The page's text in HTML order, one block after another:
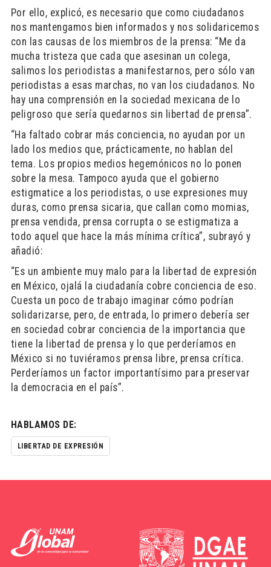
Por ello, explicó, es necesario que como ciudadanos
nos mantengamos bien informados y nos solidaricemos
con las causas de los miembros de la prensa: “Me da
mucha tristeza que cada que asesinan un colega,
salimos los periodistas a manifestarnos, pero sólo van
periodistas a esas marchas, no van los ciudadanos. No
hay una comprensión en la sociedad mexicana de lo
peligroso que sería quedarnos sin libertad de prensa”.
“Ha faltado cobrar más conciencia, no ayudan por un
lado los medios que, prácticamente, no hablan del
tema. Los propios medios hegemónicos no lo ponen
sobre la mesa. Tampoco ayuda que el gobierno
estigmatice a los periodistas, o use expresiones muy
duras, como prensa sicaria, que callan como momias,
prensa vendida, prensa corrupta o se estigmatiza a
todo aquel que hace la más mínima crítica”, subrayó y
añadió:
“Es un ambiente muy malo para la libertad de expresión
en México, ojalá la ciudadanía cobre conciencia de eso.
Cuesta un poco de trabajo imaginar cómo podrían
solidarizarse, pero, de entrada, lo primero debería ser
en sociedad cobrar conciencia de la importancia que
tiene la libertad de prensa y lo que perderíamos en
México si no tuviéramos prensa libre, prensa crítica.
Perderíamos un factor importantísimo para preservar
la democracia en el país”.
HABLAMOS DE:
LIBERTAD DE EXPRESIÓN